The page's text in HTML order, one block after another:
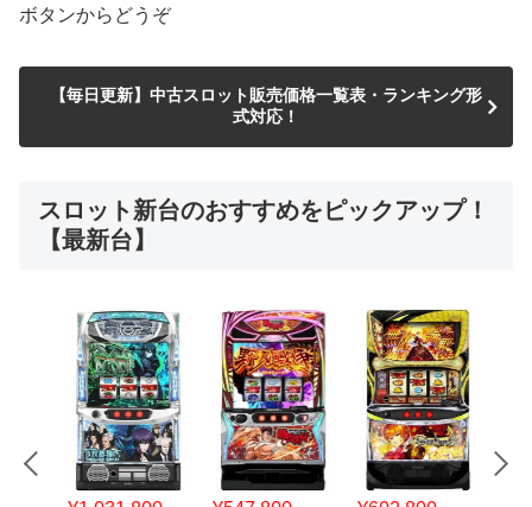
ボタンからどうぞ
【毎日更新】中古スロット販売価格一覧表・ランキング形
式対応！
スロット新台のおすすめをピックアップ！
【最新台】